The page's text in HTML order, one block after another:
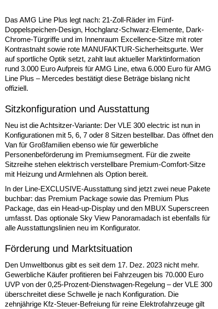
Das AMG Line Plus legt nach: 21-Zoll-Räder im Fünf-
Doppelspeichen-Design, Hochglanz-Schwarz-Elemente, Dark-
Chrome-Türgriffe und im Innenraum Excellence-Sitze mit roter
Kontrastnaht sowie rote MANUFAKTUR-Sicherheitsgurte. Wer
auf sportliche Optik setzt, zahlt laut aktueller Marktinformation
rund 3.000 Euro Aufpreis für AMG Line, etwa 6.000 Euro für AMG
Line Plus – Mercedes bestätigt diese Beträge bislang nicht
offiziell.
Sitzkonfiguration und Ausstattung
Neu ist die Achtsitzer-Variante: Der VLE 300 electric ist nun in
Konfigurationen mit 5, 6, 7 oder 8 Sitzen bestellbar. Das öffnet den
Van für Großfamilien ebenso wie für gewerbliche
Personenbeförderung im Premiumsegment. Für die zweite
Sitzreihe stehen elektrisch verstellbare Premium-Comfort-Sitze
mit Heizung und Armlehnen als Option bereit.
In der Line-EXCLUSIVE-Ausstattung sind jetzt zwei neue Pakete
buchbar: das Premium Package sowie das Premium Plus
Package, das ein Head-up-Display und den MBUX Superscreen
umfasst. Das optionale Sky View Panoramadach ist ebenfalls für
alle Ausstattungslinien neu im Konfigurator.
Förderung und Marktsituation
Den Umweltbonus gibt es seit dem 17. Dez. 2023 nicht mehr.
Gewerbliche Käufer profitieren bei Fahrzeugen bis 70.000 Euro
UVP von der 0,25-Prozent-Dienstwagen-Regelung – der VLE 300
überschreitet diese Schwelle je nach Konfiguration. Die
zehnjährige Kfz-Steuer-Befreiung für reine Elektrofahrzeuge gilt